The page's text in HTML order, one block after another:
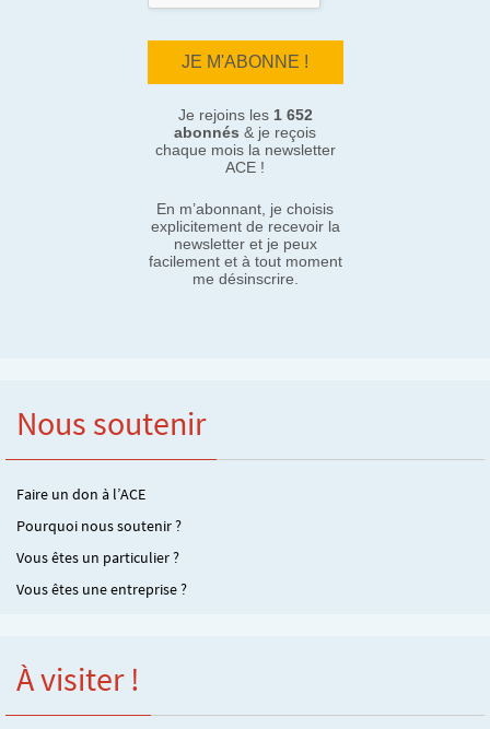
Je rejoins les 1 652
abonnés & je reçois
chaque mois la newsletter
ACE !
En m’abonnant, je choisis
explicitement de recevoir la
newsletter et je peux
facilement et à tout moment
me désinscrire.
Nous soutenir
Faire un don à l’ACE
Pourquoi nous soutenir ?
Vous êtes un particulier ?
Vous êtes une entreprise ?
À visiter !